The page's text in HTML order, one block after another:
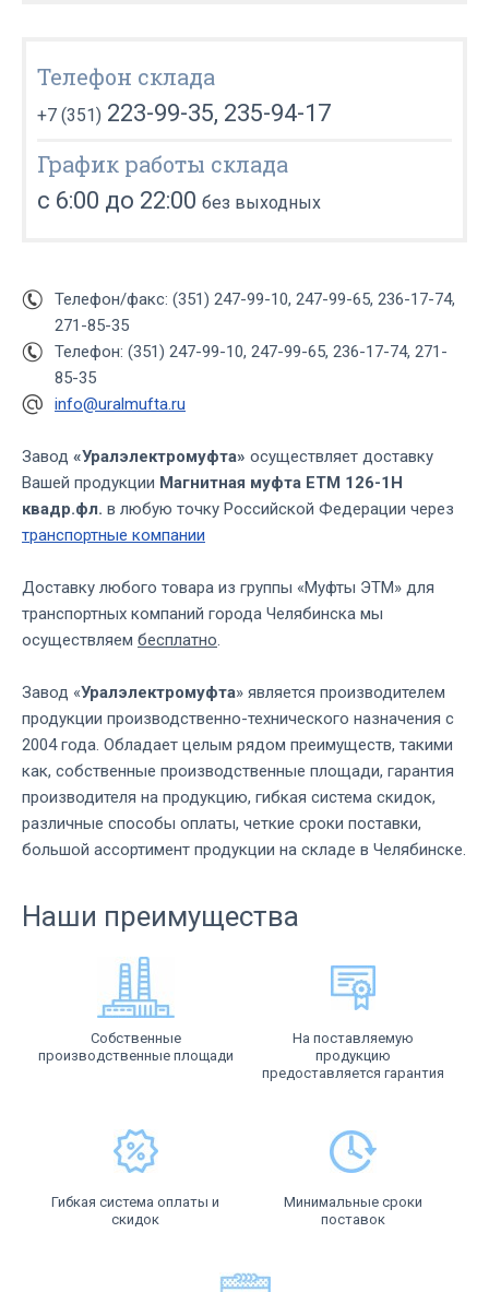
Телефон склада
+7 (351) 223-99-35, 235-94-17
График работы склада
с 6:00 до 22:00 без выходных
Телефон/факс: (351) 247-99-10, 247-99-65, 236-17-74,
271-85-35
Телефон: (351) 247-99-10, 247-99-65, 236-17-74, 271-
85-35
info@uralmufta.ru
Завод «Уралэлектромуфта» осуществляет доставку
Вашей продукции Магнитная муфта ЕТМ 126-1Н
квадр.фл. в любую точку Российской Федерации через
транспортные компании
Доставку любого товара из группы «Муфты ЭТМ» для
транспортных компаний города Челябинска мы
осуществляем бесплатно.
Завод «Уралэлектромуфта» является производителем
продукции производственно-технического назначения с
2004 года. Обладает целым рядом преимуществ, такими
как, собственные производственные площади, гарантия
производителя на продукцию, гибкая система скидок,
различные способы оплаты, четкие сроки поставки,
большой ассортимент продукции на складе в Челябинске.
Наши преимущества
Собственные
производственные площади
На поставляемую
продукцию
предоставляется гарантия
Гибкая система оплаты и
скидок
Минимальные сроки
поставок